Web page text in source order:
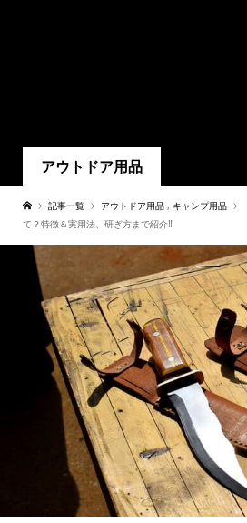
アウトドア用品
記事一覧 アウトドア用品 , キャンプ用品
て？特徴＆実用法、研ぎ方まで紹介‼